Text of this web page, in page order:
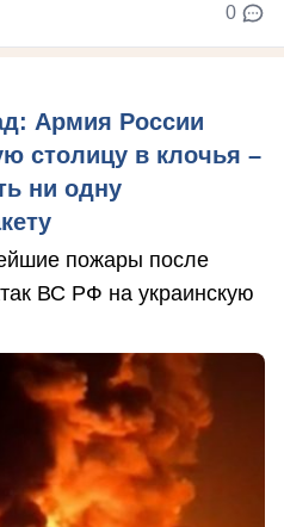
0
Армия России
столицу в клочья –
ни одну
пожары после
ВС РФ на украинскую